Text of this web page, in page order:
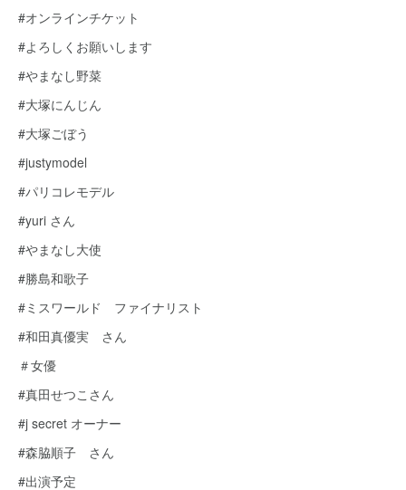
#オンラインチケット
#よろしくお願いします
#やまなし野菜
#大塚にんじん
#大塚ごぼう
#justymodel
#パリコレモデル
#yuri さん
#やまなし大使
#勝島和歌子
#ミスワールド ファイナリスト
#和田真優実 さん
＃女優
#真田せつこさん
#j secret オーナー
#森脇順子 さん
#出演予定